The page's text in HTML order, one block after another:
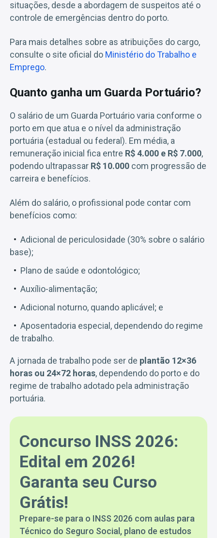
situações, desde a abordagem de suspeitos até o
controle de emergências dentro do porto.
Para mais detalhes sobre as atribuições do cargo,
consulte o site oficial do Ministério do Trabalho e
Emprego.
Quanto ganha um Guarda Portuário?
O salário de um Guarda Portuário varia conforme o
porto em que atua e o nível da administração
portuária (estadual ou federal). Em média, a
remuneração inicial fica entre R$ 4.000 e R$ 7.000,
podendo ultrapassar R$ 10.000 com progressão de
carreira e benefícios.
Além do salário, o profissional pode contar com
benefícios como:
Adicional de periculosidade (30% sobre o salário
base);
Plano de saúde e odontológico;
Auxílio-alimentação;
Adicional noturno, quando aplicável; e
Aposentadoria especial, dependendo do regime
de trabalho.
A jornada de trabalho pode ser de plantão 12×36
horas ou 24×72 horas, dependendo do porto e do
regime de trabalho adotado pela administração
portuária.
Concurso INSS 2026:
Edital em 2026!
Garanta seu Curso
Grátis!
Prepare-se para o INSS 2026 com aulas para
Técnico do Seguro Social, plano de estudos